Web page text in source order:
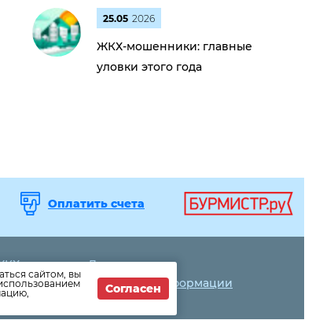
25.05 2026
ЖКХ-мошенники: главные
уловки этого года
Оплатить счета
Дома
Раскрытие информации
Вопросы
сайтом, вы
Согласен